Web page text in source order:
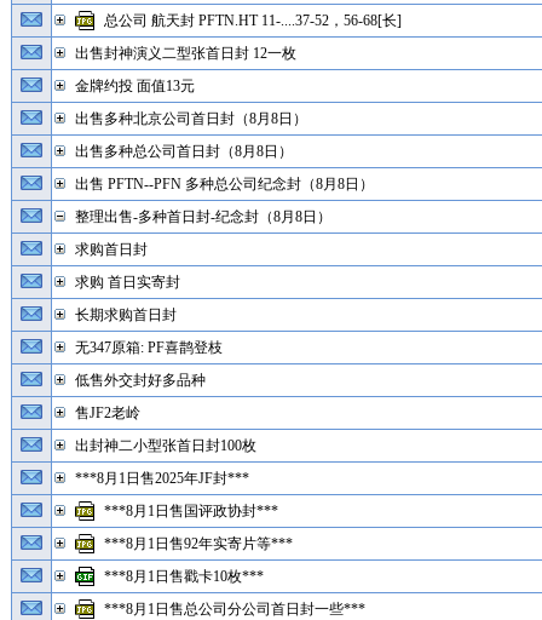
总公司 航天封 PFTN.HT 11-....37-52，56-68[长]
出售封神演义二型张首日封 12一枚
金牌约投 面值13元
出售多种北京公司首日封（8月8日）
出售多种总公司首日封（8月8日）
出售 PFTN--PFN 多种总公司纪念封（8月8日）
整理出售-多种首日封-纪念封（8月8日）
求购首日封
求购 首日实寄封
长期求购首日封
无347原箱: PF喜鹊登枝
低售外交封好多品种
售JF2老岭
出封神二小型张首日封100枚
***8月1日售2025年JF封***
***8月1日售国评政协封***
***8月1日售92年实寄片等***
***8月1日售戳卡10枚***
***8月1日售总公司分公司首日封一些***